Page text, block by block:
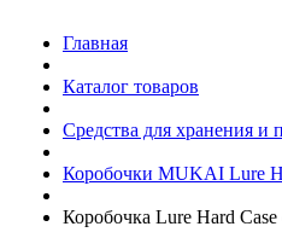
Главная
Каталог товаров
Средства для хранения и
Коробочки MUKAI Lure
Коробочка Lure Hard